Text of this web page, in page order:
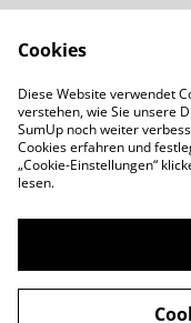
Kontaktieren
ungen von
©2026Moncale -
Cookies
Diese Website verwendet
verstehen, wie Sie unsere
SumUp noch weiter
Cookies erfahren und
„Cookie-Einstellungen“
lesen.